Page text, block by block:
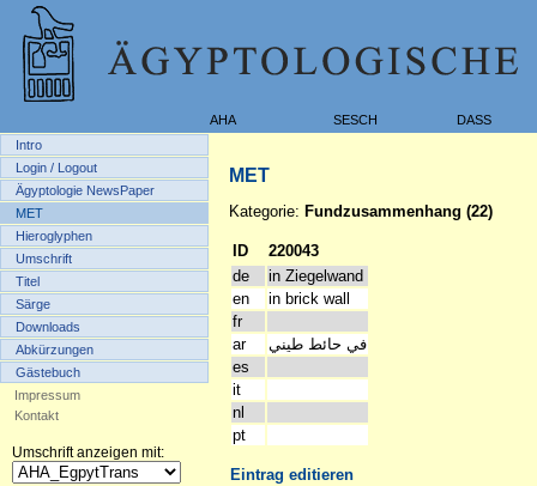
AHA SESCH
DASS
Intro
Login / Logout
Ägyptologie NewsPaper
MET
Hieroglyphen
Umschrift
Titel
Särge
Downloads
Abkürzungen
Gästebuch
Impressum
Kontakt
Umschrift anzeigen mit:
MET
Kategorie: Fundzusammenhang (22)
ID
220043
de
in Ziegelwand
en
in brick wall
fr
ar
في حائط طيني
es
it
nl
pt
Eintrag editieren